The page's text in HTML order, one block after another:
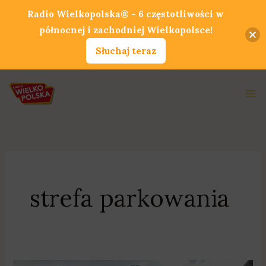
strefa parkowania
Radio Wielkopolska® - 6 częstotliwości w
północnej i zachodniej Wielkopolsce!
Słuchaj teraz